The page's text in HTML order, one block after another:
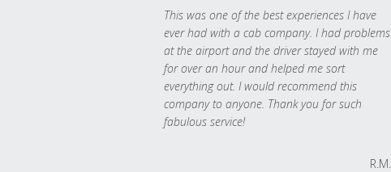
This was one of the best experiences I have
ever had with a cab company. I had problems
at the airport and the driver stayed with me
for over an hour and helped me sort
everything out. I would recommend this
company to anyone. Thank you for such
fabulous service!
R.M.